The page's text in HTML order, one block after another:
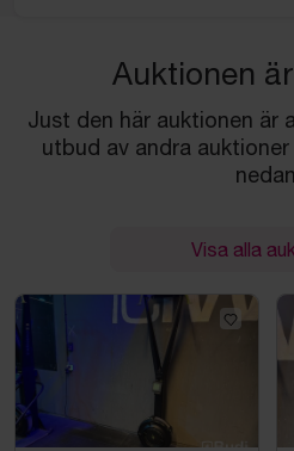
Auktionen
Just den här auktionen är
utbud av andra
Visa alla